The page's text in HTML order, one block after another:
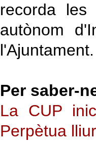
recorda les
autònom
l'Ajuntament.
Per saber-
La CUP
Perpètua